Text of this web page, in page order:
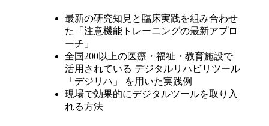
最新の研究知見と臨床実践を組み合わせ
た「注意機能トレーニングの最新アプロ
ーチ」
全国200以上の医療・福祉・教育施設で
活用されている デジタルリハビリツール
「デジリハ」 を用いた実践例
現場で効果的にデジタルツールを取り入
れる方法